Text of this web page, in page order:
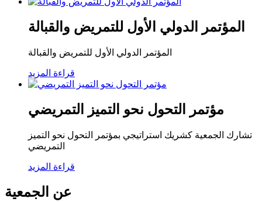
المؤتمر الدولي الأول للتمريض والقبالة
المؤتمر الدولي الأول للتمريض والقبالة
قراءة المزيد
مؤتمر التحول نحو التميز التمريضي
تشارك الجمعية كشريك استراتيجي بمؤتمر التحول نحو التميز
التمريضي
قراءة المزيد
عن الجمعية